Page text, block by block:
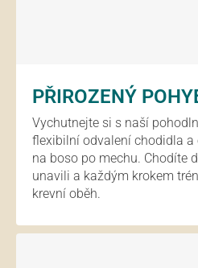
PŘIROZENÝ
Vychutnejte si s naší
flexibilní odvalení chodidla
na boso po mechu. Chodíte
unavili a každým krokem
krevní oběh.